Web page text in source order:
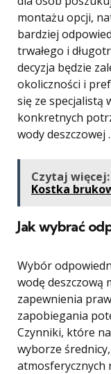
montażu opcji,
bardziej
trwałego i
decyzja będzie
okoliczności i
się ze specjalistą
konkretnych
wody deszczowej .
Czytaj więcej:
Kostka
Jak wybrać
Wybór
wodę deszczową
zapewnienia
zapobiegania
Czynniki, które
wyborze
atmosferycznych